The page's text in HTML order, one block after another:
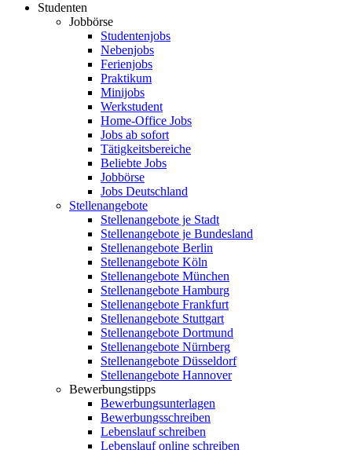
Studenten
Jobbörse
Studentenjobs
Nebenjobs
Ferienjobs
Praktikum
Minijobs
Werkstudent
Home-Office Jobs
Jobs ab sofort
Tätigkeitsbereiche
Beliebte Jobs
Jobbörse
Jobs Deutschland
Stellenangebote
Stellenangebote je Stadt
Stellenangebote je Bundesland
Stellenangebote Berlin
Stellenangebote Köln
Stellenangebote München
Stellenangebote Hamburg
Stellenangebote Frankfurt
Stellenangebote Stuttgart
Stellenangebote Dortmund
Stellenangebote Nürnberg
Stellenangebote Düsseldorf
Stellenangebote Hannover
Bewerbungstipps
Bewerbungsunterlagen
Bewerbungsschreiben
Lebenslauf schreiben
Lebenslauf online schreiben